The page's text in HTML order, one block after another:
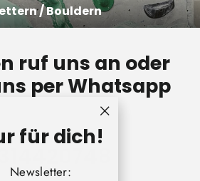
für dich!
Newsletter:
/ Bouldern
ruf uns an oder
per Whatsapp